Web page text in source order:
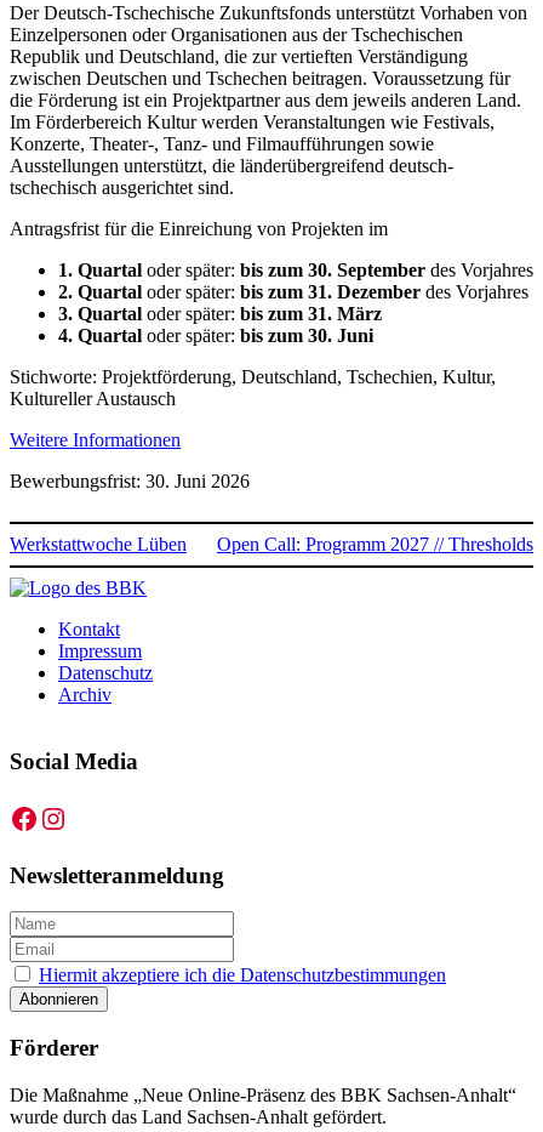
Der Deutsch-Tschechische Zukunftsfonds unterstützt Vorhaben von
Einzelpersonen oder Organisationen aus der Tschechischen
Republik und Deutschland, die zur vertieften Verständigung
zwischen Deutschen und Tschechen beitragen. Voraussetzung für
die Förderung ist ein Projektpartner aus dem jeweils anderen Land.
Im Förderbereich Kultur werden Veranstaltungen wie Festivals,
Konzerte, Theater-, Tanz- und Filmaufführungen sowie
Ausstellungen unterstützt, die länderübergreifend deutsch-
tschechisch ausgerichtet sind.
Antragsfrist für die Einreichung von Projekten im
1. Quartal oder später: bis zum 30. September des Vorjahres
2. Quartal oder später: bis zum 31. Dezember des Vorjahres
3. Quartal oder später: bis zum 31. März
4. Quartal oder später: bis zum 30. Juni
Stichworte: Projektförderung, Deutschland, Tschechien, Kultur,
Kultureller Austausch
Weitere Informationen
Bewerbungsfrist: 30. Juni 2026
Werkstattwoche Lüben Open Call: Programm 2027 // Thresholds
Kontakt
Impressum
Datenschutz
Archiv
Social Media
Facebook
Instagram
Newsletteranmeldung
Hiermit akzeptiere ich die Datenschutzbestimmungen
Förderer
Die Maßnahme „Neue Online-Präsenz des BBK Sachsen-Anhalt“
wurde durch das Land Sachsen-Anhalt gefördert.